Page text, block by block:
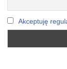
Akceptuję